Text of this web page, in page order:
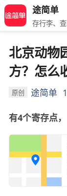
途简单
存行李、
北京动物
方？怎么
原创 途简单
有4个寄存点